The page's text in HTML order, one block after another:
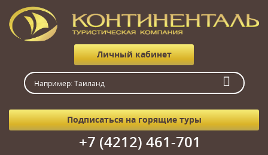
Личный кабинет
Подписаться на горящие туры
+7 (4212) 461-701